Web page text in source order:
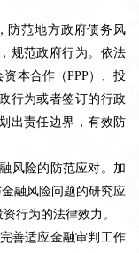
防范地方政府债务风
规范政府行为。依法
本合作（PPP）、投
行为或者签订的行政
出责任边界，有效防
风险的防范应对。加
融风险问题的研究应
行为的法律效力。
善适应金融审判工作